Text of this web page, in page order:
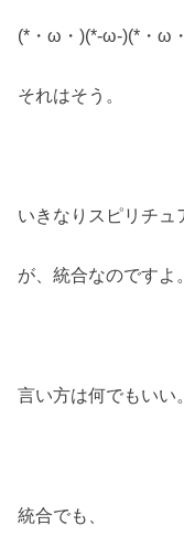
(*・ω・)(*-ω-)(*・ω
それはそう。
いきなりスピリチュ
が、統合なのですよ。
言い方は何でもいい。
統合でも、